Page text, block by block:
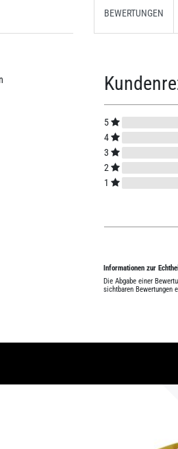
BEWERTUNGEN
5
4
3
2
1
Informationen zur
Die Abgabe einer
sichtbaren Bewertungen